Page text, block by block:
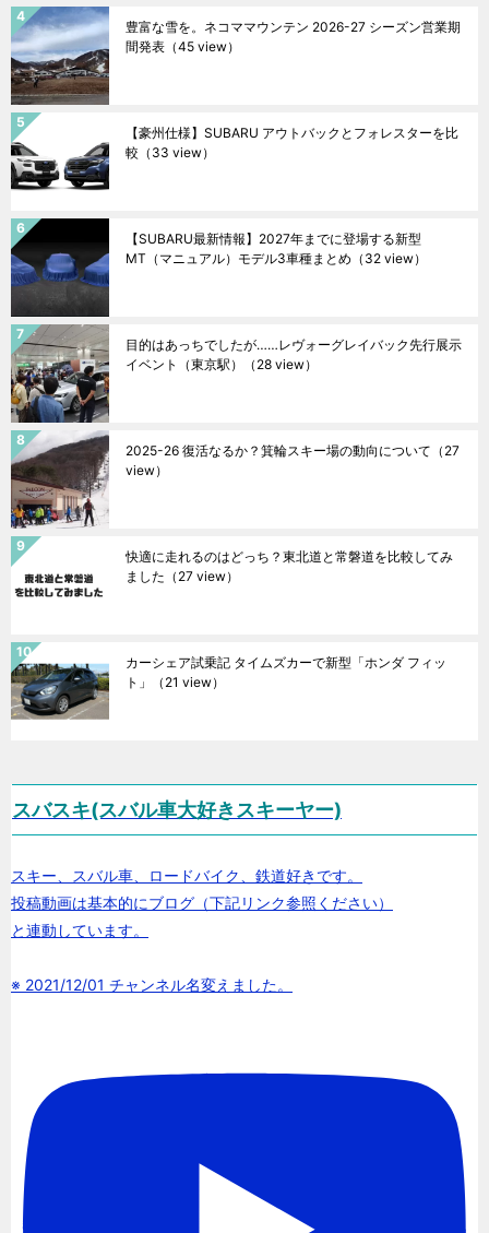
豊富な雪を。ネコママウンテン 2026-27 シーズン営業期
間発表 （45 view）
【豪州仕様】SUBARU アウトバックとフォレスターを比
較 （33 view）
【SUBARU最新情報】2027年までに登場する新型
MT（マニュアル）モデル3車種まとめ （32 view）
目的はあっちでしたが……レヴォーグレイバック先行展示
イベント（東京駅）
（28 view）
2025-26 復活なるか？箕輪スキー場の動向について （27
view）
快適に走れるのはどっち？東北道と常磐道を比較してみ
ました （27 view）
カーシェア試乗記 タイムズカーで新型「ホンダ フィッ
ト」
（21 view）
スバスキ(スバル車大好きスキーヤー)
スキー、スバル車、ロードバイク、鉄道好きです。
投稿動画は基本的にブログ（下記リンク参照ください）
と連動しています。
※ 2021/12/01 チャンネル名変えました。